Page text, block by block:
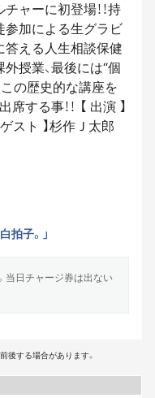
ャーに初登場！！持
参加による生グラビ
答える人生相談保健
授業、最後には“個
の歴史的な講座を
する事！！ 【 出演 】
スト 】杉作Ｊ太郎
拍子。」
当日チャージ券は出ない
後する場合があります。